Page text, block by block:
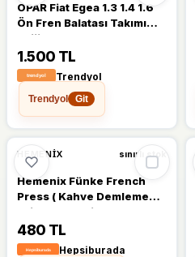
OPAR Fiat Egea 1.3 1.4 1.6
Ön Fren Balatası Takımı
Orijinal
1.500 TL
Trendyol
Trendyol
Git
HEMENIX sınırlı stok
Hemenix Fünke French
Press ( Kahve Demleme
Ekipmanı ) - Siyah - Beyaz
480 TL
Hepsiburada